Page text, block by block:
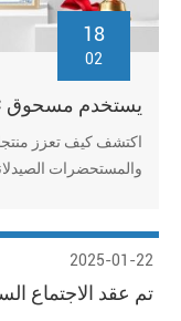
18
02
السليلوز من
والمستحضرات
2025-01-22